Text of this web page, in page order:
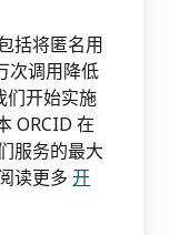
括将匿名用
次调用降低
们开始实施
ORCID 在
服务的最大
读更多开